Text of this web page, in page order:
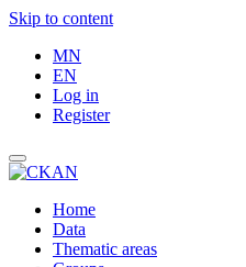
Skip to content
MN
EN
Log in
Register
Home
Data
Thematic areas